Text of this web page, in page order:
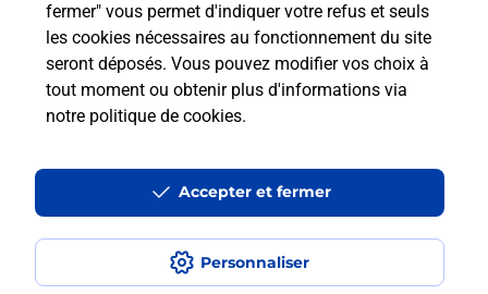
fermer" vous permet d'indiquer votre refus et seuls
les cookies nécessaires au fonctionnement du site
seront déposés. Vous pouvez modifier vos choix à
tout moment ou obtenir plus d'informations via
notre politique de cookies.
Personnaliser
Accepter et fermer
Localiser Liste Mayenne ERNEE
Accessibilité : partiellement conforme
Conditions contractuelles
Mentions légales